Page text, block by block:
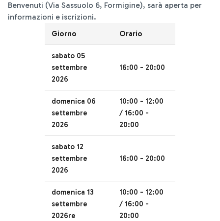
Benvenuti (Via Sassuolo 6, Formigine), sarà aperta per
informazioni e iscrizioni.
Giorno Orario
sabato 05
settembre
2026
16:00 - 20:00
domenica 06
settembre
2026
10:00 - 12:00
/ 16:00 -
20:00
sabato 12
settembre
2026
16:00 - 20:00
domenica 13
settembre
2026re
10:00 - 12:00
/ 16:00 -
20:00